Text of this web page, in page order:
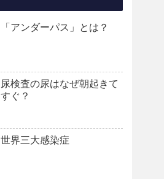
「アンダーパス」とは？
尿検査の尿はなぜ朝起きて
すぐ？
世界三大感染症